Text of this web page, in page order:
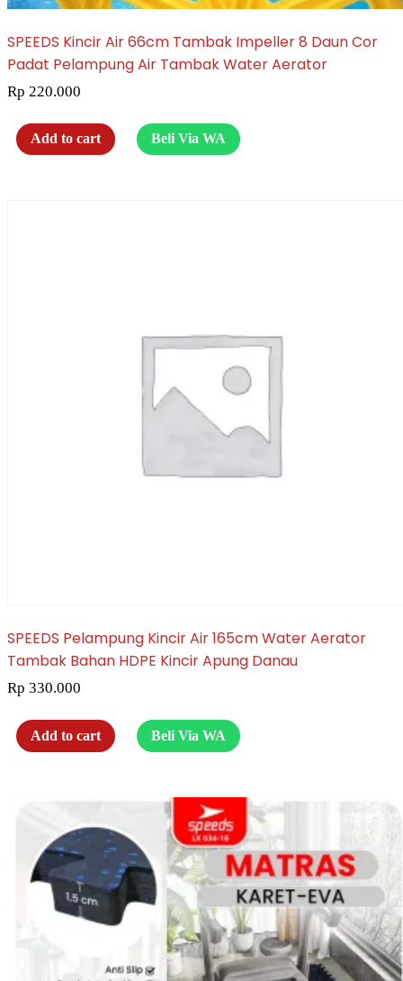
SPEEDS Kincir Air 66cm Tambak Impeller 8 Daun Cor
Padat Pelampung Air Tambak Water Aerator
Rp 220.000
Add to cart Beli Via WA
SPEEDS Pelampung Kincir Air 165cm Water Aerator
Tambak Bahan HDPE Kincir Apung Danau
Rp 330.000
Add to cart Beli Via WA